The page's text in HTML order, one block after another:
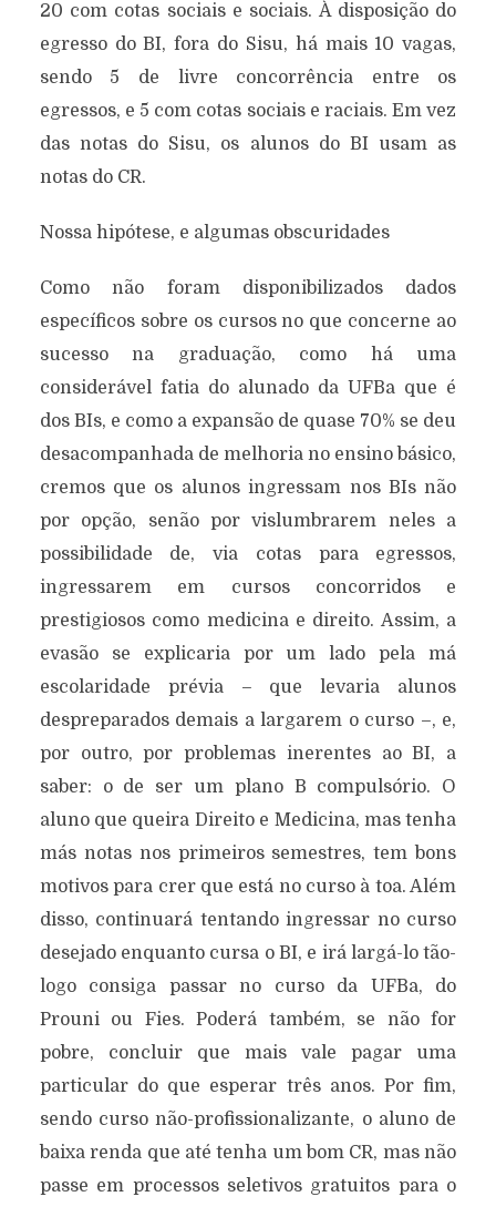
20 com cotas sociais e sociais. À disposição do
egresso do BI, fora do Sisu, há mais 10 vagas,
sendo 5 de livre concorrência entre os
egressos, e 5 com cotas sociais e raciais. Em vez
das notas do Sisu, os alunos do BI usam as
notas do CR.
Nossa hipótese, e algumas obscuridades
Como não foram disponibilizados dados
específicos sobre os cursos no que concerne ao
sucesso na graduação, como há uma
considerável fatia do alunado da UFBa que é
dos BIs, e como a expansão de quase 70% se deu
desacompanhada de melhoria no ensino básico,
cremos que os alunos ingressam nos BIs não
por opção, senão por vislumbrarem neles a
possibilidade de, via cotas para egressos,
ingressarem em cursos concorridos e
prestigiosos como medicina e direito. Assim, a
evasão se explicaria por um lado pela má
escolaridade prévia – que levaria alunos
despreparados demais a largarem o curso –, e,
por outro, por problemas inerentes ao BI, a
saber: o de ser um plano B compulsório. O
aluno que queira Direito e Medicina, mas tenha
más notas nos primeiros semestres, tem bons
motivos para crer que está no curso à toa. Além
disso, continuará tentando ingressar no curso
desejado enquanto cursa o BI, e irá largá-lo tão-
logo consiga passar no curso da UFBa, do
Prouni ou Fies. Poderá também, se não for
pobre, concluir que mais vale pagar uma
particular do que esperar três anos. Por fim,
sendo curso não-profissionalizante, o aluno de
baixa renda que até tenha um bom CR, mas não
passe em processos seletivos gratuitos para o